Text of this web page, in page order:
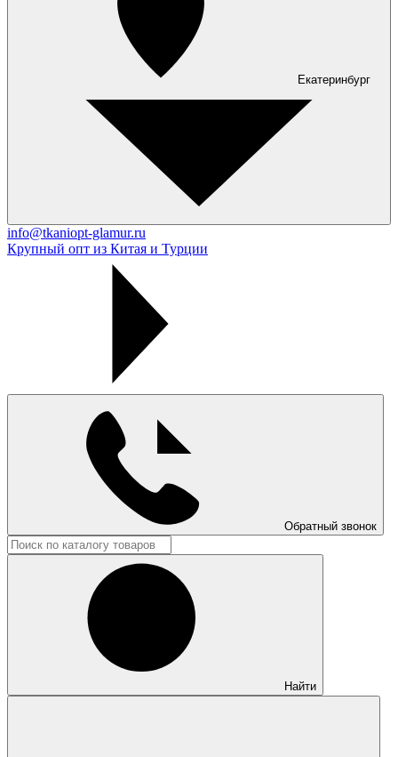
Екатеринбург
info@tkaniopt-glamur.ru
Крупный опт из Китая и Турции
Обратный звонок
Найти